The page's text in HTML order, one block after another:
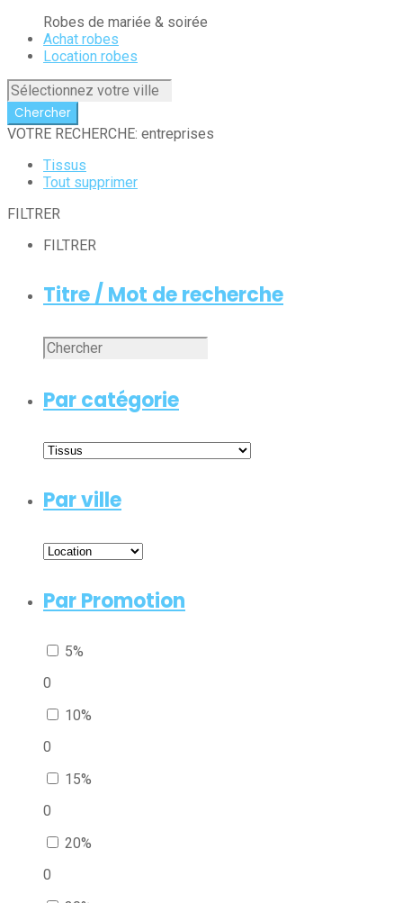
Robes de mariée & soirée
Achat robes
Location robes
VOTRE RECHERCHE: entreprises
Tissus
Tout supprimer
FILTRER
FILTRER
Titre / Mot de recherche
Par catégorie
Par ville
Par Promotion
5%
0
10%
0
15%
0
20%
0